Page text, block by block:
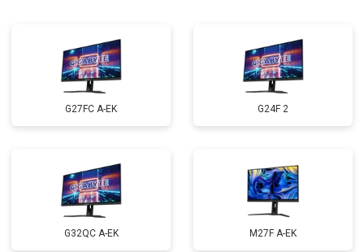
G27FC A-EK G24F 2
G32QC A-EK M27F A-EK